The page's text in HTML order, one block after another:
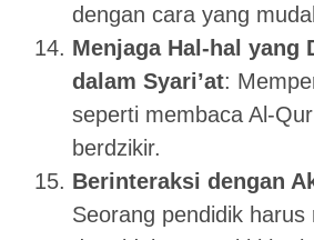
dengan cara yang
Menjaga Hal-hal yang
dalam Syari’at:
seperti membaca Al-
berdzikir.
Berinteraksi dengan
Seorang pendidik harus